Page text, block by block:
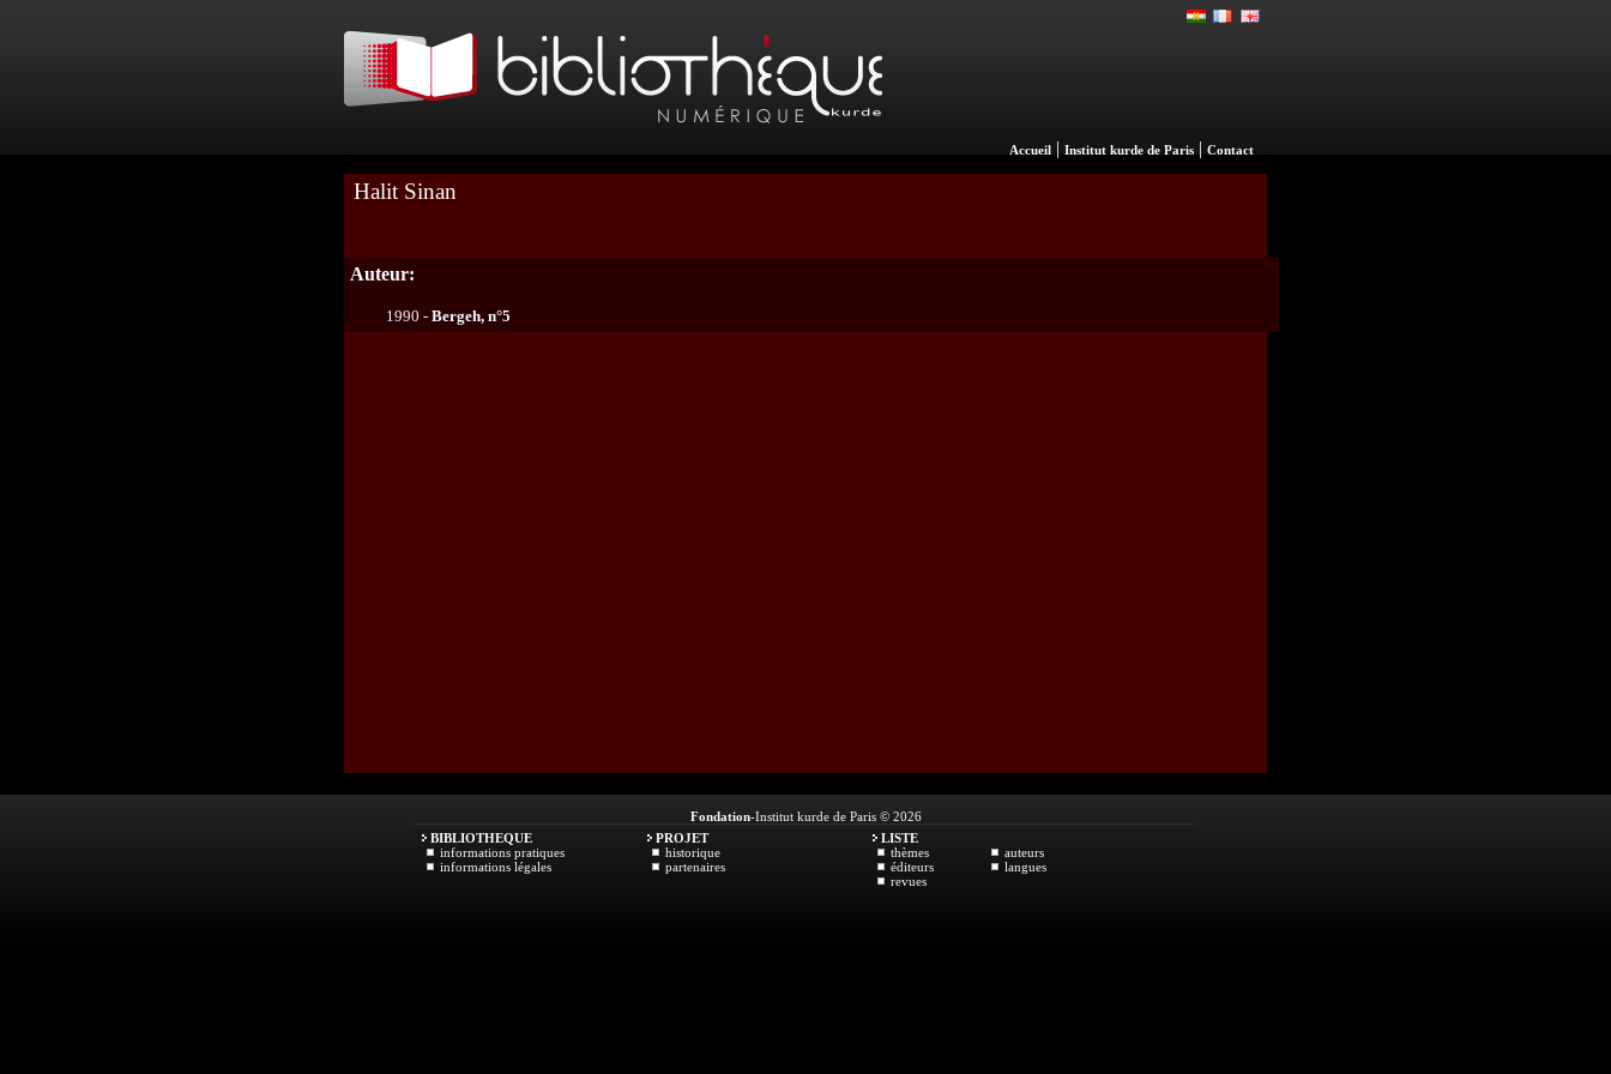
Accueil | Institut kurde de Paris | Contact
Halit Sinan
Auteur:
1990 - Bergeh, n°5
Fondation-Institut kurde de Paris © 2026
BIBLIOTHEQUE
informations pratiques
informations légales
PROJET
historique
partenaires
LISTE
thèmes
auteurs
éditeurs
langues
revues